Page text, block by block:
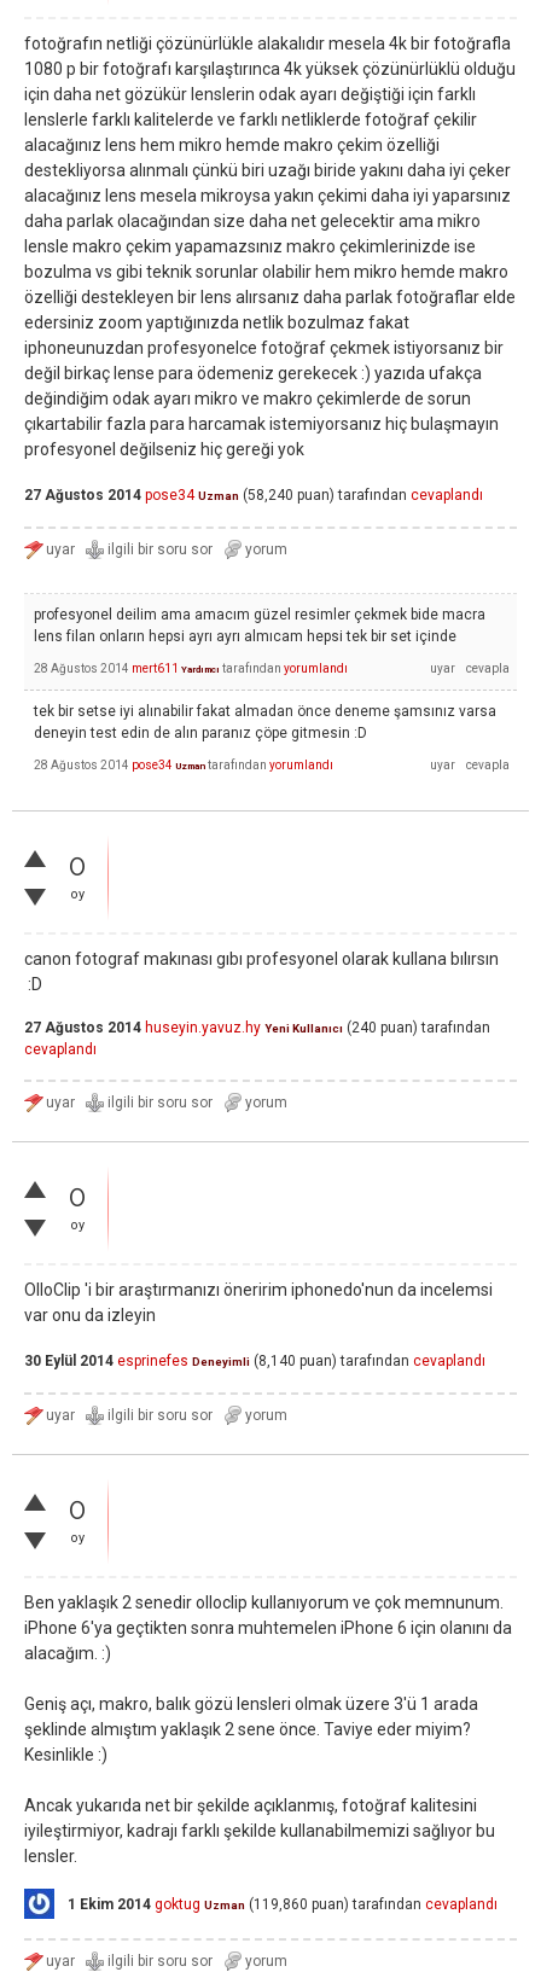
fotoğrafın netliği çözünürlükle alakalıdır mesela 4k bir fotoğrafla
1080 p bir fotoğrafı karşılaştırınca 4k yüksek çözünürlüklü olduğu
için daha net gözükür lenslerin odak ayarı değiştiği için farklı
lenslerle farklı kalitelerde ve farklı netliklerde fotoğraf çekilir
alacağınız lens hem mikro hemde makro çekim özelliği
destekliyorsa alınmalı çünkü biri uzağı biride yakını daha iyi çeker
alacağınız lens mesela mikroysa yakın çekimi daha iyi yaparsınız
daha parlak olacağından size daha net gelecektir ama mikro
lensle makro çekim yapamazsınız makro çekimlerinizde ise
bozulma vs gibi teknik sorunlar olabilir hem mikro hemde makro
özelliği destekleyen bir lens alırsanız daha parlak fotoğraflar elde
edersiniz zoom yaptığınızda netlik bozulmaz fakat
iphoneunuzdan profesyonelce fotoğraf çekmek istiyorsanız bir
değil birkaç lense para ödemeniz gerekecek :) yazıda ufakça
değindiğim odak ayarı mikro ve makro çekimlerde de sorun
çıkartabilir fazla para harcamak istemiyorsanız hiç bulaşmayın
profesyonel değilseniz hiç gereği yok
27 Ağustos 2014 pose34 Uzman (58,240 puan) tarafından cevaplandı
profesyonel deilim ama amacım güzel resimler çekmek bide macra
lens filan onların hepsi ayrı ayrı almıcam hepsi tek bir set içinde
28 Ağustos 2014 mert611 Yardımcı tarafından yorumlandı
tek bir setse iyi alınabilir fakat almadan önce deneme şamsınız varsa
deneyin test edin de alın paranız çöpe gitmesin :D
28 Ağustos 2014 pose34 Uzman tarafından yorumlandı
0
oy
canon fotograf makınası gıbı profesyonel olarak kullana bılırsın
:D
27 Ağustos 2014 huseyin.yavuz.hy Yeni Kullanıcı (240 puan) tarafından
cevaplandı
0
oy
OlloClip 'i bir araştırmanızı öneririm iphonedo'nun da incelemsi
var onu da izleyin
30 Eylül 2014 esprinefes Deneyimli (8,140 puan) tarafından cevaplandı
0
oy
Ben yaklaşık 2 senedir olloclip kullanıyorum ve çok memnunum.
iPhone 6'ya geçtikten sonra muhtemelen iPhone 6 için olanını da
alacağım. :)
Geniş açı, makro, balık gözü lensleri olmak üzere 3'ü 1 arada
şeklinde almıştım yaklaşık 2 sene önce. Taviye eder miyim?
Kesinlikle :)
Ancak yukarıda net bir şekilde açıklanmış, fotoğraf kalitesini
iyileştirmiyor, kadrajı farklı şekilde kullanabilmemizi sağlıyor bu
lensler.
1 Ekim 2014 goktug Uzman (119,860 puan) tarafından cevaplandı